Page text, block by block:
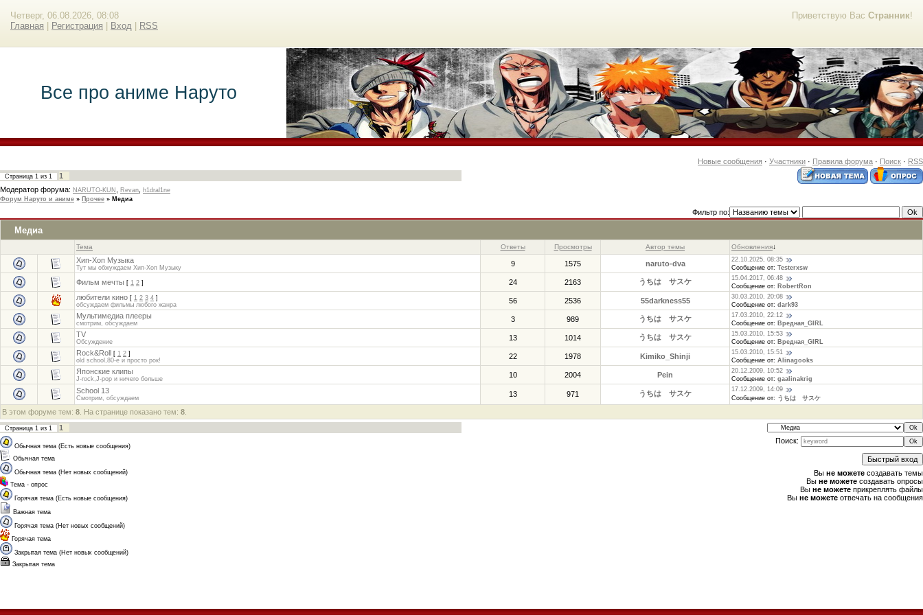
Приветствую Вас Странник!
Четверг, 06.08.2026, 08:08
Главная
Регистрация Вход RSS
Все про аниме Наруто
Новые сообщения · Участники · Правила форума · Поиск · RSS
Страница 1 из 1
1
Модератор форума: NARUTO-KUN Revan
h1dral1ne
Форум Наруто и аниме » Прочее » Медиа
Фильтр по:
Медиа
Тема Ответы Просмотры Автор темы Обновления↓
Хип-Хоп Музыка
Тут мы обжуждаем Хип-Хоп Музыку 9 1575 naruto-dva
22.10.2025, 08:35
Сообщение от: Testerxsw
Фильм мечты [ 1 2 ] 24 2163 うちは サスケ
15.04.2017, 06:48
Сообщение от: RobertRon
любители кино [ 1 2 3 4 ]
обсуждаем фильмы любого жанра
56 2536 55darkness55
30.03.2010, 20:08
Сообщение от: dark93
Мультимедиа плееры
смотрим, обсуждаем 3 989 うちは サスケ
17.03.2010, 22:12
Сообщение от: Вредная_GIRL
TV
Обсуждение 13 1014 うちは サスケ
15.03.2010, 15:53
Сообщение от: Вредная_GIRL
Rock&Roll [ 1 2 ]
old school,80-е и просто рок!
22 1978 Kimiko_Shinji
15.03.2010, 15:51
Сообщение от: Alinagooks
Японские клипы
J-rock,J-pop и ничего больше 10 2004 Pein
20.12.2009, 10:52
Сообщение от: gaalinakrig
School 13
Смотрим, обсуждаем 13 971 うちは サスケ
17.12.2009, 14:09
Сообщение от: うちは サスケ
В этом форуме тем: 8 . На странице показано тем: 8
Страница 1 из 1 1
Обычная тема (Есть новые сообщения)
Обычная тема
Обычная тема (Нет новых сообщений)
Тема - опрос
Горячая тема (Есть новые сообщения)
Важная тема
Горячая тема (Нет новых сообщений)
Горячая тема
Закрытая тема (Нет новых сообщений)
Закрытая тема
Поиск:
Вы не можете создавать темы
Вы не можете создавать опросы
Вы не можете прикреплять файлы
Вы не можете отвечать на сообщения